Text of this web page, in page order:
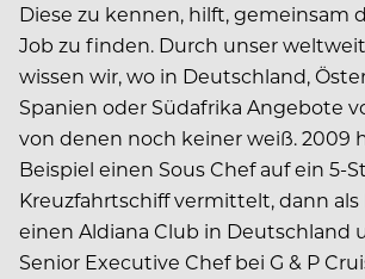
Diese zu kennen, hilft, gemeinsam
Job zu finden. Durch unser
wissen wir, wo in Deutschland,
Spanien oder Süd­afrika Angebote
von denen noch keiner weiß. 2009
Beispiel einen Sous Chef auf ein 5-
Kreuzfahrtschiff vermittelt, dann
einen Aldiana Club in Deutschland
Senior Executive Chef bei G & P